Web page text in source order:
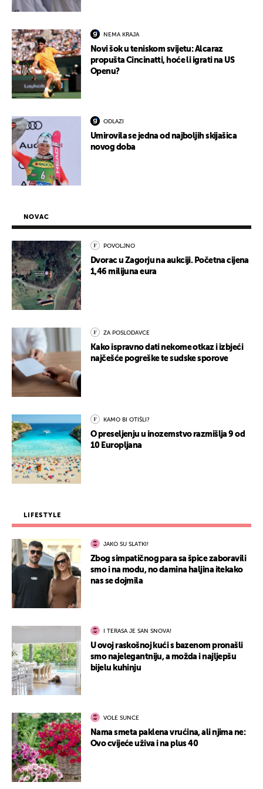
NEMA KRAJA
Novi šok u teniskom svijetu: Alcaraz
propušta Cincinatti, hoće li igrati na US
Openu?
ODLAZI
Umirovila se jedna od najboljih skijašica
novog doba
NOVAC
POVOLJNO
Dvorac u Zagorju na aukciji. Početna cijena
1,46 milijuna eura
ZA POSLODAVCE
Kako ispravno dati nekome otkaz i izbjeći
najčešće pogreške te sudske sporove
KAMO BI OTIŠLI?
O preseljenju u inozemstvo razmišlja 9 od
10 Europljana
LIFESTYLE
JAKO SU SLATKI!
Zbog simpatičnog para sa špice zaboravili
smo i na modu, no damina haljina itekako
nas se dojmila
I TERASA JE SAN SNOVA!
U ovoj raskošnoj kući s bazenom pronašli
smo najelegantniju, a možda i najljepšu
bijelu kuhinju
VOLE SUNCE
Nama smeta paklena vrućina, ali njima ne:
Ovo cvijeće uživa i na plus 40